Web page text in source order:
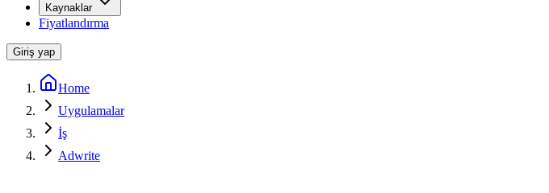
Kaynaklar
Fiyatlandırma
Giriş yap
Home
Uygulamalar
İş
Adwrite